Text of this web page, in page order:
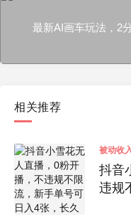
最新AI画车玩法，2
相关推荐
被动收
抖音
违规